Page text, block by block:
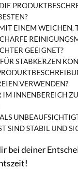
EINEM
GEEIGNET?
STABKERZEN
VERWENDEN?
INNENBEREICH
SIND STABIL UND
deiner